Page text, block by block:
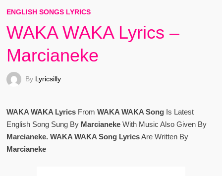
ENGLISH SONGS LYRICS
WAKA WAKA Lyrics –
Marcianeke
By Lyricsilly
WAKA WAKA LyricsFrom WAKA WAKA SongIs Latest
English Song Sung By MarcianekeWith Music Also Given By
Marcianeke. WAKA WAKA Song LyricsAre Written By
Marcianeke